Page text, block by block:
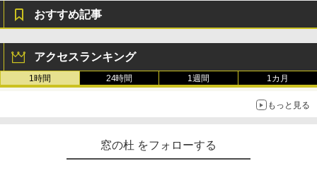
おすすめ記事
アクセスランキング
1時間 24時間 1週間 1カ月
もっと見る
窓の杜 をフォローする